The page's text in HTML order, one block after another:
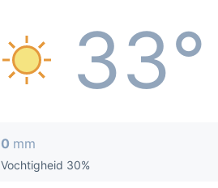
33°
0 mm
Vochtigheid 30%